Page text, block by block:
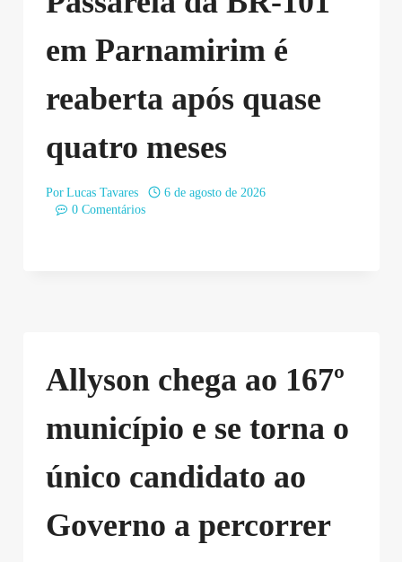
em Parnamirim é
reaberta após quase
quatro meses
Por Lucas Tavares
6 de agosto de 2026
0 Comentários
Allyson chega ao 167º
município e se torna o
único candidato ao
Governo a percorrer